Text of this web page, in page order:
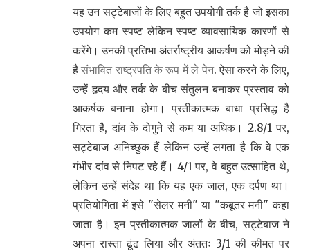
यह उन सट्टेबाजों के लिए बहुत उपयोगी तर्क है जो इसका
उपयोग कम स्पष्ट लेकिन स्पष्ट व्यावसायिक कारणों से
करेंगे। उनकी प्रतिभा अंतर्राष्ट्रीय आकर्षण को मोड़ने की
हैसंभावित राष्ट्रपति के रूप में ले पेन. ऐसा करने के लिए,
उन्हें हृदय और तर्क के बीच संतुलन बनाकर प्रस्ताव को
आकर्षक बनाना होगा। प्रतीकात्मक बाधा प्रसिद्ध है
गिरता है, दांव के दोगुने से कम या अधिक। 2.8/1 पर,
सट्टेबाज अनिच्छुक हैं लेकिन उन्हें लगता है कि वे एक
गंभीर दांव से निपट रहे हैं। 4/1 पर, वे बहुत उत्साहित थे,
लेकिन उन्हें संदेह था कि यह एक जाल, एक दर्पण था।
प्रतियोगिता में इसे "सेलर मनी" या "कबूतर मनी" कहा
जाता है। इन प्रतीकात्मक जालों के बीच, सट्टेबाज ने
अपना रास्ता ढूंढ लिया और अंततः 3/1 की कीमत पर